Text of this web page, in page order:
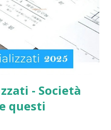
e sostegno per le
domande potranno essere
cittadini comunitari e
- Società
questi